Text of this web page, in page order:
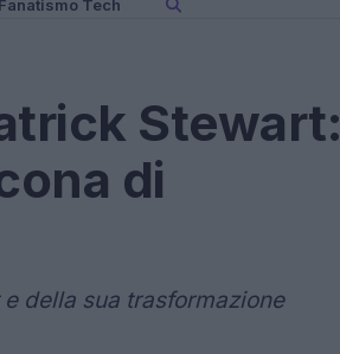
Fanatismo Tech
Stewart:
di
della sua trasformazione